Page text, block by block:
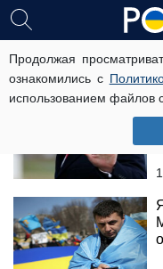
Продолжая
ознакомились с
использованием файлов
вибори